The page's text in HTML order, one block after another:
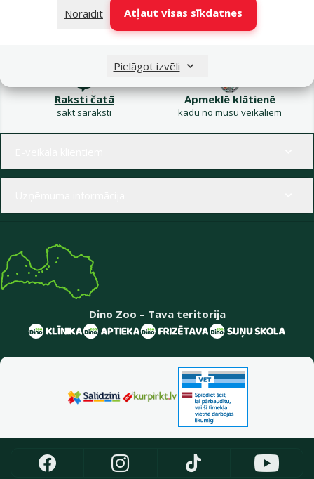
Noraidīt
Atļaut visas sīkdatnes
Pielāgot izvēli
Raksti čatā
sākt saraksti
Apmeklē klātienē
kādu no mūsu veikaliem
Dino Zoo – Tava teritorija